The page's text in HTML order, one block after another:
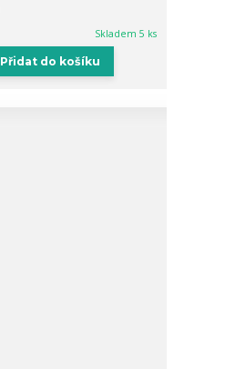
Skladem 5 ks
Přidat do košíku